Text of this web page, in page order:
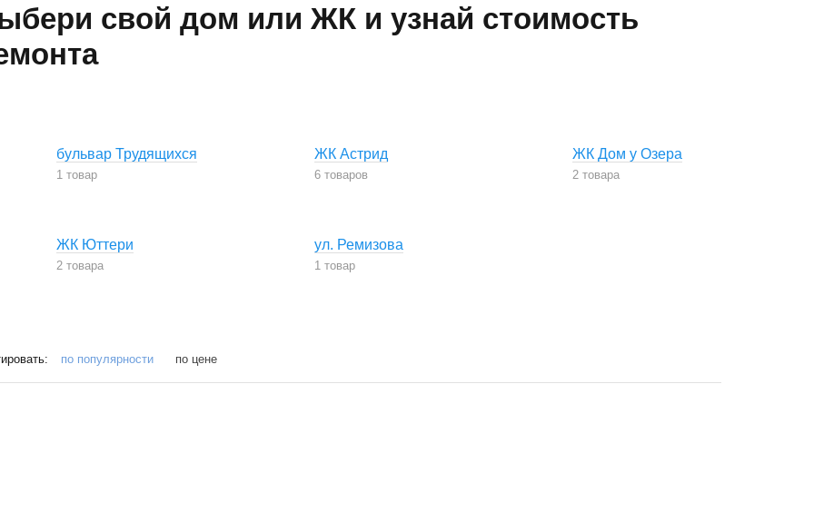
свой дом или ЖК и узнай стоимость
бульвар Трудящихся
1 товар
ЖК Астрид
6 товаров
ЖК Дом у Озера
2 товара
ЖК Юттери
2 товара
ул. Ремизова
1 товар
по популярности по цене